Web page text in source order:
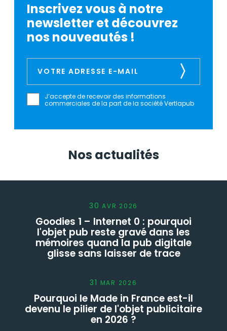
Inscrivez vous à notre
newsletter et découvrez
nos nouveautés !
J’accepte de recevoir des informations
commerciales de la part de la société Vertlapub
Nos actualités
30 AVR 2026
Goodies 1 – Internet 0 : pourquoi
l'objet pub reste gravé dans les
mémoires quand la pub digitale
glisse sans laisser de trace
31 MAR 2026
Pourquoi le Made in France est-il
devenu le pilier de l'objet publicitaire
en 2026 ?